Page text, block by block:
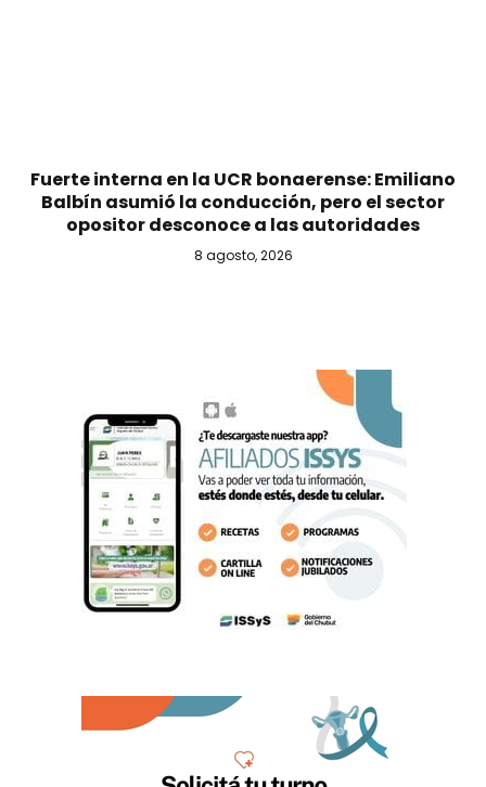
Fuerte interna en la UCR bonaerense: Emiliano
Balbín asumió la conducción, pero el sector
opositor desconoce a las autoridades
8 agosto, 2026